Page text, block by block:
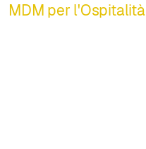
MDM per l'Ospitalità